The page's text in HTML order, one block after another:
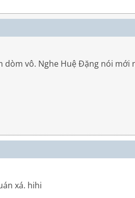
vô. Nghe Huệ Đặng nói mới
xá. hihi